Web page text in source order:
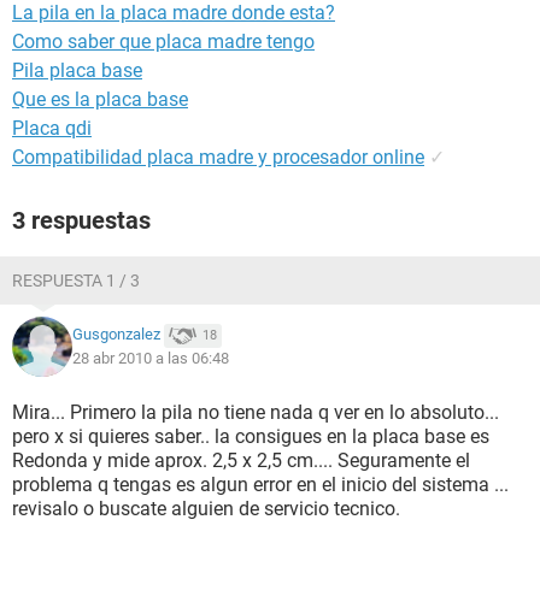
La pila en la placa madre donde esta?
Como saber que placa madre tengo
Pila placa base
Que es la placa base
Placa qdi
Compatibilidad placa madre y procesador online ✓
3 respuestas
RESPUESTA 1 / 3
Gusgonzalez 18
28 abr 2010 a las 06:48
Mira... Primero la pila no tiene nada q ver en lo absoluto...
pero x si quieres saber.. la consigues en la placa base es
Redonda y mide aprox. 2,5 x 2,5 cm.... Seguramente el
problema q tengas es algun error en el inicio del sistema ...
revisalo o buscate alguien de servicio tecnico.